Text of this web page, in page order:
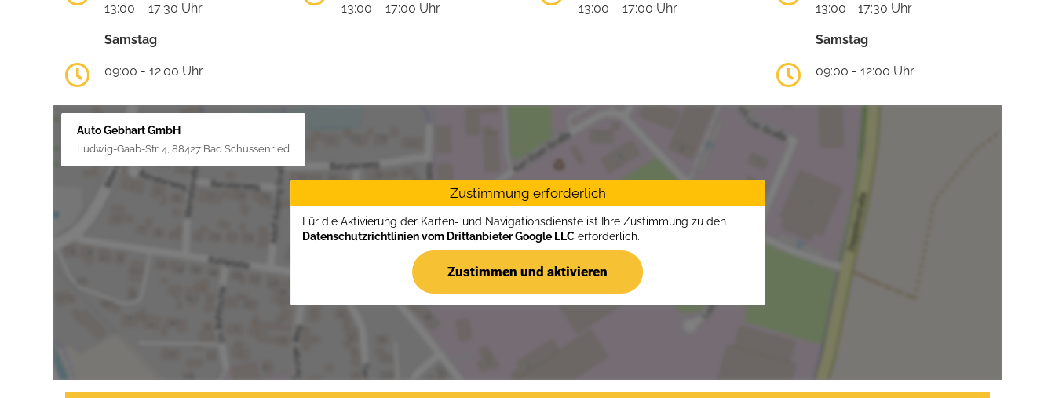
13:00 – 17:30 Uhr
Samstag
09:00 - 12:00 Uhr
13:00 – 17:00 Uhr
13:00 – 17:00 Uhr
13:00 - 17:30 Uhr
Samstag
09:00 - 12:00 Uhr
Auto Gebhart GmbH
Ludwig-Gaab-Str. 4, 88427 Bad Schussenried
Zustimmung erforderlich
Für die Aktivierung der Karten- und Navigationsdienste ist Ihre Zustimmung zu den
Datenschutzrichtlinien vom Drittanbieter Google LLC erforderlich.
Zustimmen und aktivieren